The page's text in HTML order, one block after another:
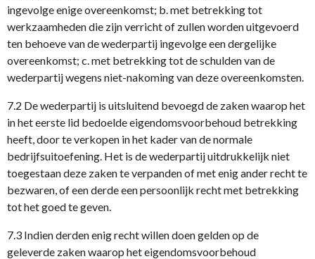
ingevolge enige overeenkomst; b. met betrekking tot
werkzaamheden die zijn verricht of zullen worden uitgevoerd
ten behoeve van de wederpartij ingevolge een dergelijke
overeenkomst; c. met betrekking tot de schulden van de
wederpartij wegens niet-nakoming van deze overeenkomsten.
7.2 De wederpartij is uitsluitend bevoegd de zaken waarop het
in het eerste lid bedoelde eigendomsvoorbehoud betrekking
heeft, door te verkopen in het kader van de normale
bedrijfsuitoefening. Het is de wederpartij uitdrukkelijk niet
toegestaan deze zaken te verpanden of met enig ander recht te
bezwaren, of een derde een persoonlijk recht met betrekking
tot het goed te geven.
7.3 Indien derden enig recht willen doen gelden op de
geleverde zaken waarop het eigendomsvoorbehoud